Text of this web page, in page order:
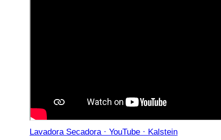
Lavadora Secadora · YouTube · Kalstein